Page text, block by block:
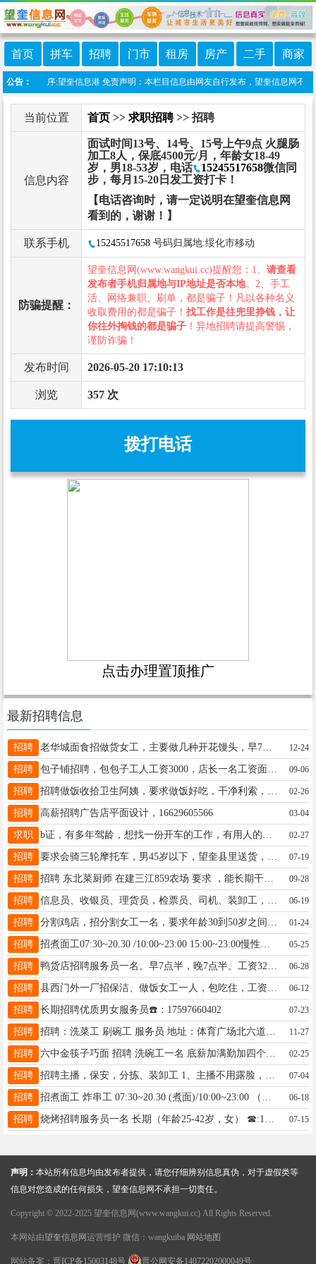
首页 拼车 招聘 门市 租房 房产 二手 商家
公告：
微信小程序:望奎信息港 免责声明：本栏目信息由网友自行发布，望奎信息网不承
当前位置 首页 >> 求职招聘>> 招聘
信息内容
面试时间13号、14号、15号上午9点 火腿肠
加工8人，保底4500元/月，年龄女18-49
岁，男18-53岁，电话
15245517658微信同
步，每月15-20日发工资打卡！
【电话咨询时，请一定说明在望奎信息网
看到的，谢谢！】
联系手机 15245517658 号码归属地:绥化市移动
防骗提醒：
望奎信息网(www.wangkui.cc)提醒您：1、 请查看
发布者手机归属地与IP地址是否本地。2、手工
活、网络兼职、刷单，都是骗子！凡以各种名义
收取费用的都是骗子！ 找工作是往兜里挣钱，让
你往外掏钱的都是骗子 ！异地招聘请提高警惕，
谨防诈骗！
发布时间 2026-05-20 17:10:13
浏览 357 次
拨打电话
点击办理置顶推广
最新招聘信息
招聘 老华城面食招做货女工，主要做几种开花馒头，早7点~下午4点半，工资2400。烘焙做货女工一12点~5点，工资1500。联系电话。13212850005 12-24
招聘 09-06
招聘 02-26
招聘 高薪招聘广告店平面设计，16629605566 03-04
求职 02-27
招聘 07-19
招聘 招聘 东北菜厨师 在建三江859农场 要求 ，能长期干的 工资面谈13555027074 09-28
招聘 06-19
招聘 01-24
招聘 05-25
招聘 06-28
招聘 06-12
招聘 长期招聘优质男女服务员☎️：17597660402 07-23
招聘 11-27
招聘 02-25
招聘 07-04
招聘 06-18
招聘 07-15
声明： 本站所有信息均由发布者提供，请您仔细辨别信息真伪，对于虚假类等
信息对您造成的任何损失，望奎信息网不承担一切责任。
Copyright © 2022-2025 望奎信息网(www.wangkui.cc) All Rights Reserved.
本网站由望奎信息网 运营维护 微信：wangkuiba 网站地图
网站备案： 晋ICP备15003148号 晋公网安备14072202000049号